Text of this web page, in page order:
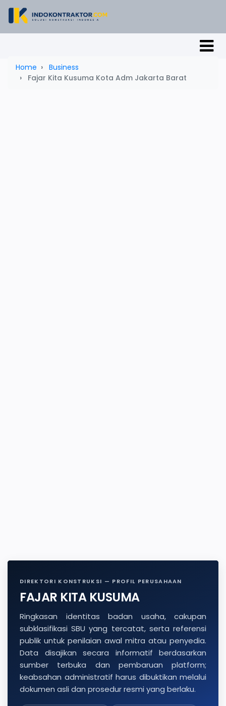
Home
Business
Fajar Kita Kusuma Kota Adm Jakarta Barat
DIREKTORI KONSTRUKSI — PROFIL PERUSAHAAN
FAJAR KITA KUSUMA
Ringkasan identitas badan usaha, cakupan
subklasifikasi SBU yang tercatat, serta referensi
publik untuk penilaian awal mitra atau penyedia.
Data disajikan secara informatif berdasarkan
sumber terbuka dan pembaruan platform;
keabsahan administratif harus dibuktikan melalui
dokumen asli dan prosedur resmi yang berlaku.